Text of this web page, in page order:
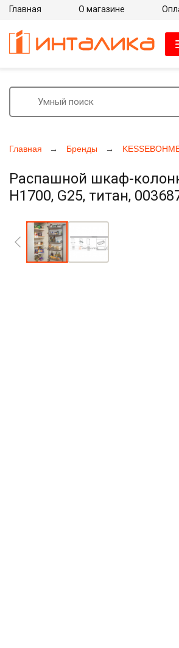
Главная Бренды
Распашной шкаф-
H1700, G25, титан,
Главная О магазине